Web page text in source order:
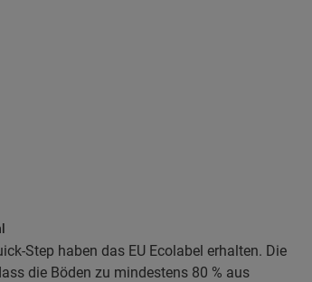
Step haben das EU Ecolabel erhalten. Die
die Böden zu mindestens 80 % aus